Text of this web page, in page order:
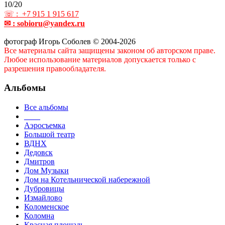
записей
10/20
☏ : +7 915 1 915 617
✉ : sobioru@yandex.ru
фотограф Игорь Соболев © 2004-2026
Все материалы сайта защищены законом об авторском праве.
Любое использование материалов допускается только с
разрешения правообладателя.
Альбомы
Все альбомы
Аэросъемка
Большой театр
ВДНХ
Дедовск
Дмитров
Дом Музыки
Дом на Котельнической набережной
Дубровицы
Измайлово
Коломенское
Коломна